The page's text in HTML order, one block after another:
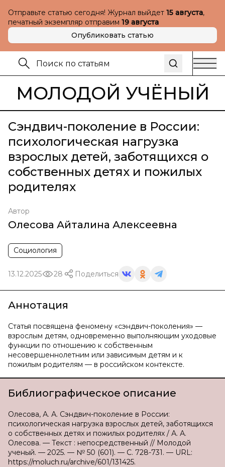
Отправьте статью сегодня! Журнал выйдет 15 августа,
печатный экземпляр отправим 19 августа
Опубликовать статью
МОЛОДОЙ УЧЁНЫЙ
Сэндвич-поколение в России:
психологическая нагрузка
взрослых детей, заботящихся о
собственных детях и пожилых
родителях
Автор
Олесова Айталина Алексеевна
Социология
13.12.2025 28 Поделиться
Аннотация
Статья посвящена феномену «сэндвич-поколения» —
взрослым детям, одновременно выполняющим уходовые
функции по отношению к собственным
несовершеннолетним или зависимым детям и к
пожилым родителям — в российском контексте.
Библиографическое описание
Олесова, А. А. Сэндвич-поколение в России:
психологическая нагрузка взрослых детей, заботящихся
о собственных детях и пожилых родителях / А. А.
Олесова. — Текст : непосредственный // Молодой
ученый. — 2025. — № 50 (601). — С. 728-731. — URL:
https://moluch.ru/archive/601/131425.